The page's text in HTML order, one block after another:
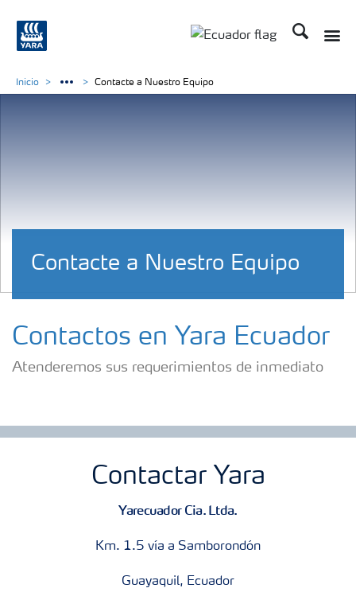
Buscar
Contacte a Nuestro Equipo
Inicio Contacte a Nuestro Equipo
Contactos en Yara Ecuador
Atenderemos sus requerimientos de inmediato
Contactar Yara
Yarecuador Cia. Ltda.
Km. 1.5 vía a Samborondón
Guayaquil, Ecuador